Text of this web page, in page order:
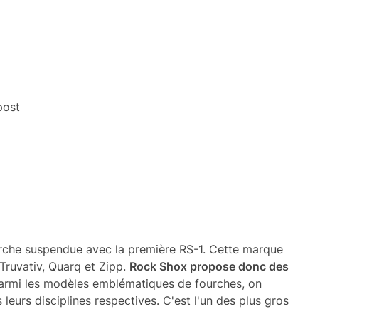
suspendue avec la première RS-1. Cette marque
Quarq et Zipp. Rock Shox propose donc des
les modèles emblématiques de fourches, on
disciplines respectives. C'est l'un des plus gros